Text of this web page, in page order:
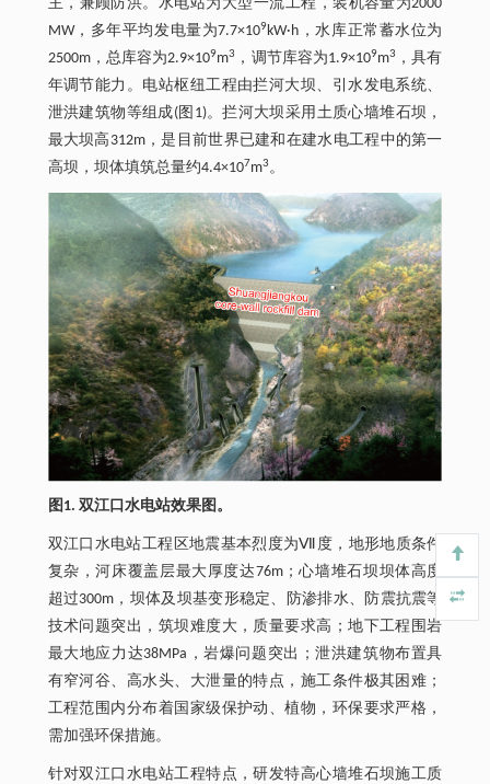
主，兼顾防洪。水电站为大型一流工程，装机容量为2000
MW，多年平均发电量为7.7×109kW·h，水库正常蓄水位为
2500m，总库容为2.9×109m3 ，调节库容为1.9×109m3
，具有
年调节能力。电站枢纽工程由拦河大坝、引水发电系统、
泄洪建筑物等组成(图1)。拦河大坝采用土质心墙堆石坝，
最大坝高312m，是目前世界已建和在建水电工程中的第一
高坝，坝体填筑总量约4.4×107m3。
图1. 双江口水电站效果图。
双江口水电站工程区地震基本烈度为Ⅶ度，地形地质条件
复杂，河床覆盖层最大厚度达76m；心墙堆石坝坝体高度
超过300m，坝体及坝基变形稳定、防渗排水、防震抗震等
技术问题突出，筑坝难度大，质量要求高；地下工程围岩
最大地应力达38MPa，岩爆问题突出；泄洪建筑物布置具
有窄河谷、高水头、大泄量的特点，施工条件极其困难；
工程范围内分布着国家级保护动、植物，环保要求严格，
需加强环保措施。
针对双江口水电站工程特点，研发特高心墙堆石坝施工质